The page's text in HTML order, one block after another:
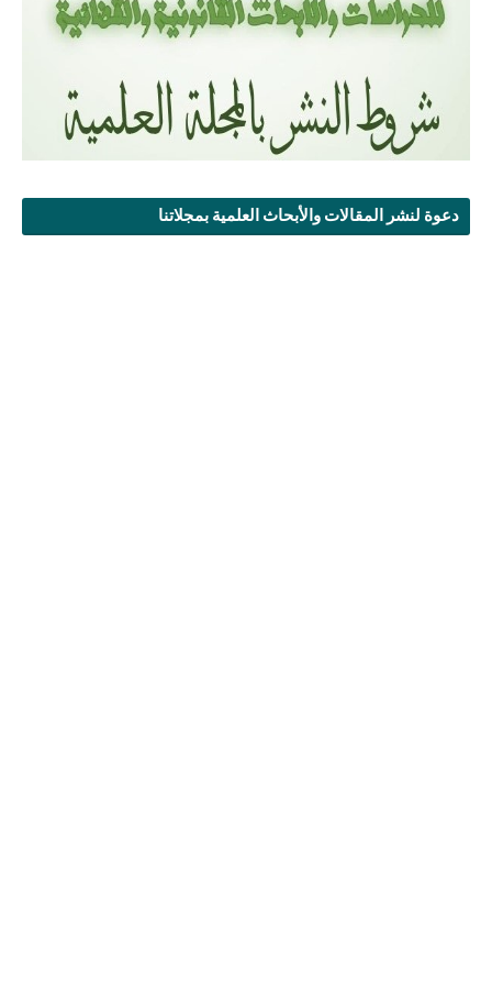
دعوة لنشر المقالات والأبحاث العلمية بمجلاتنا